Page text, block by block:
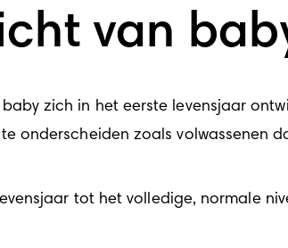
van
zich in het eerste levensjaar
onderscheiden zoals volwassenen
tot het volledige, normale